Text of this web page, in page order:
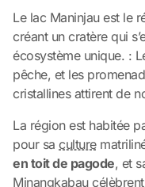
Le lac Maninjau est le
créant un cratère qui
écosystème unique. :
pêche, et les
cristallines attirent de
La région est habitée
pour saculture
en toit de pagode, et
Minangkabau